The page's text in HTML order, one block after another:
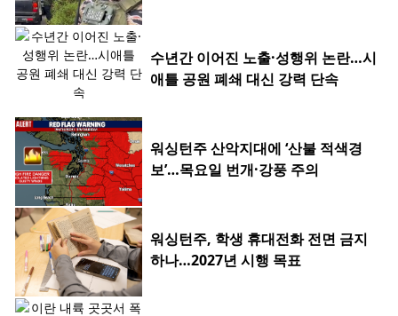
수년간 이어진 노출·성행위 논란…시
애틀 공원 폐쇄 대신 강력 단속
워싱턴주 산악지대에 ‘산불 적색경
보’…목요일 번개·강풍 주의
워싱턴주, 학생 휴대전화 전면 금지
하나…2027년 시행 목표